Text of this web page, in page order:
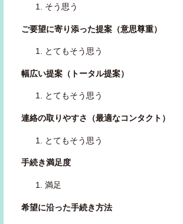
そう思う
ご要望に寄り添った提案（意思尊重）
とてもそう思う
幅広い提案（トータル提案）
とてもそう思う
連絡の取りやすさ（最適なコンタクト）
とてもそう思う
手続き満足度
満足
希望に沿った手続き方法